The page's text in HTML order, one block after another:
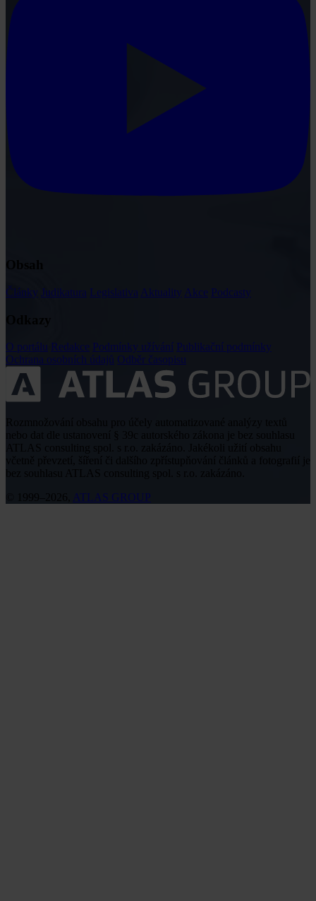
Články Judikatura Legislativa Aktuality Akce Podcasty
O portálu Redakce Podmínky užívání Publikační podmínky
Ochrana osobních údajů Odběr časopisu
včetně převzetí, šíření či dalšího zpřístupňování článků a fotografií je
ATLAS GROUP